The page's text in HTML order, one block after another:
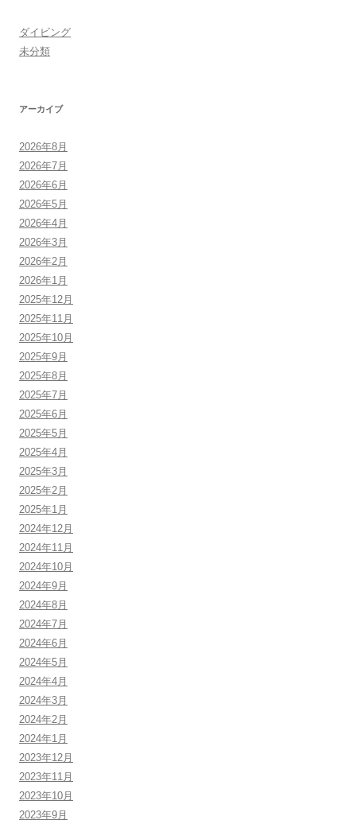
ダイビング
未分類
アーカイブ
2026年8月
2026年7月
2026年6月
2026年5月
2026年4月
2026年3月
2026年2月
2026年1月
2025年12月
2025年11月
2025年10月
2025年9月
2025年8月
2025年7月
2025年6月
2025年5月
2025年4月
2025年3月
2025年2月
2025年1月
2024年12月
2024年11月
2024年10月
2024年9月
2024年8月
2024年7月
2024年6月
2024年5月
2024年4月
2024年3月
2024年2月
2024年1月
2023年12月
2023年11月
2023年10月
2023年9月